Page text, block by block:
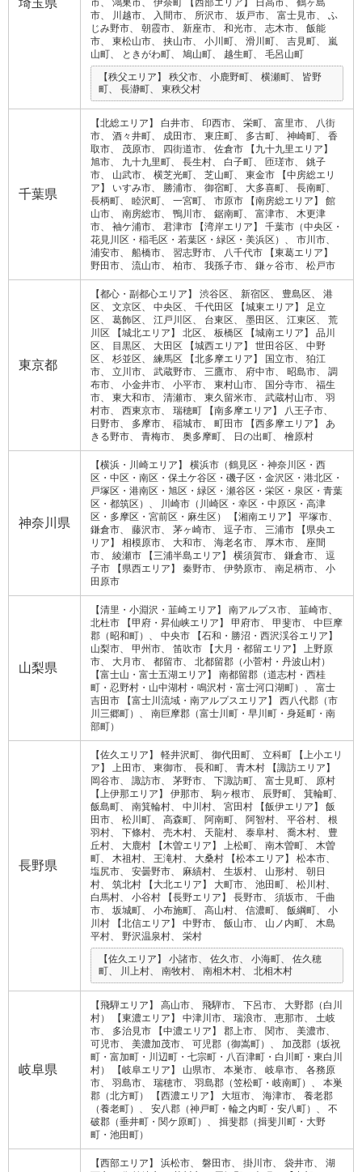
市
川越市 入間市 所沢市 坂戸市 富士見市
ふ
じみ野市
朝霞市 新座市 和光市 志木市
飯能
市
東松山市 挟山市 小川町 滑川町 吉見町
嵐
山町
ときがわ町 鳩山町 越生町
毛呂山町
【秩父エリア】 秩父市 小鹿野町 横瀬町
皆野
町
長瀞町 東秩父村
千葉県
【北総エリア】 白井市 印西市 栄町 富里市
八街
市
酒々井町 成田市 東庄町 多古町 神崎町
香
取市
茂原市 四街道市 佐倉市
【九十九里エリア】
旭市
九十九里町 長生村 白子町 匝瑳市
銚子
市
山武市 横芝光町 芝山町 東金市
【中房総エリ
ア】
いすみ市 勝浦市 御宿町 大多喜町
長南町
長柄町
睦沢町 一宮町 市原市 【南房総エリア】
館
山市
南房総市 鴨川市 鋸南町 富津市
木更津
市
袖ケ浦市 君津市 【湾岸エリア】
千葉市（中央区・
花見川区・稲毛区・若葉区・緑区・美浜区）
市川市
浦安市
船橋市 習志野市 八千代市
【東葛エリア】
野田市
流山市 柏市 我孫子市 鎌ヶ谷市 松戸市
東京都
【都心・副都心エリア】 渋谷区 新宿区 豊島区
港
区
文京区 中央区 千代田区 【城東エリア】
足立
区
葛飾区 江戸川区 台東区 墨田区 江東区
荒
川区
【城北エリア】 北区 板橋区 【城南エリア】
品川
区
目黒区 大田区 【城西エリア】 世田谷区
中野
区
杉並区 練馬区 【北多摩エリア】 国立市
狛江
市
立川市 武蔵野市 三鷹市 府中市 昭島市
調
布市
小金井市 小平市 東村山市 国分寺市
福生
市
東大和市 清瀬市 東久留米市 武蔵村山市
羽
村市
西東京市 瑞穂町 【南多摩エリア】
八王子市
日野市
多摩市 稲城市 町田市 【西多摩エリア】
あ
きる野市
青梅市 奥多摩町 日の出町 檜原村
神奈川県
【横浜・川崎エリア】
横浜市（鶴見区・神奈川区・西
区・中区・南区・保土ケ谷区・磯子区・金沢区・港北区・
戸塚区・港南区・旭区・緑区・瀬谷区・栄区・泉区・青葉
区・都筑区）
川崎市（川崎区・幸区・中原区・高津
区・多摩区・宮前区・麻生区）
【湘南エリア】
平塚市
鎌倉市
藤沢市 茅ヶ崎市 逗子市 三浦市
【県央エ
リア】
相模原市 大和市 海老名市 厚木市
座間
市
綾瀬市 【三浦半島エリア】 横須賀市 鎌倉市
逗
子市
【県西エリア】 秦野市 伊勢原市 南足柄市
小
田原市
山梨県
【清里・小淵沢・韮崎エリア】 南アルプス市
韮崎市
北杜市
【甲府・昇仙峡エリア】 甲府市 甲斐市
中巨摩
郡（昭和町）
中央市
【石和・勝沼・西沢渓谷エリア】
山梨市
甲州市 笛吹市 【大月・都留エリア】
上野原
市
大月市 都留市
北都留郡（小菅村・丹波山村）
【富士山・富士五湖エリア】
南都留郡（道志村・西桂
町・忍野村・山中湖村・鳴沢村・富士河口湖町）
富士
吉田市
【富士川流域・南アルプスエリア】
西八代郡（市
川三郷町）
南巨摩郡（富士川町・早川町・身延町・南
部町）
長野県
【佐久エリア】 軽井沢町 御代田町 立科町
【上小エリ
ア】
上田市 東御市 長和町 青木村
【諏訪エリア】
岡谷市
諏訪市 茅野市 下諏訪町 富士見町
原村
【上伊那エリア】
伊那市 駒ヶ根市 辰野町
箕輪町
飯島町
南箕輪村 中川村 宮田村 【飯伊エリア】
飯
田市
松川町 高森町 阿南町 阿智村 平谷村
根
羽村
下條村 売木村 天龍村 泰阜村 喬木村
豊
丘村
大鹿村 【木曽エリア】 上松町 南木曽町
木曽
町
木祖村 王滝村 大桑村 【松本エリア】
松本市
塩尻市
安曇野市 麻績村 生坂村 山形村
朝日
村
筑北村 【大北エリア】 大町市 池田町
松川村
白馬村
小谷村 【長野エリア】 長野市 須坂市
千曲
市
坂城町 小布施町 高山村 信濃町 飯綱町
小
川村
【北信エリア】 中野市 飯山市 山ノ内町
木島
平村
野沢温泉村
栄村
【佐久エリア】 小諸市 佐久市 小海町
佐久穂
町
川上村 南牧村 南相木村 北相木村
岐阜県
【飛騨エリア】 高山市 飛騨市 下呂市
大野郡（白川
村）
【東濃エリア】 中津川市 瑞浪市 恵那市
土岐
市
多治見市 【中濃エリア】 郡上市 関市
美濃市
可児市
美濃加茂市 可児郡（御嵩町）
加茂郡（坂祝
町・富加町・川辺町・七宗町・八百津町・白川町・東白川
村）
【岐阜エリア】 山県市 本巣市 岐阜市
各務原
市
羽島市 瑞穂市 羽島郡（笠松町・岐南町）
本巣
郡（北方町）
【西濃エリア】 大垣市 海津市
養老郡
（養老町）
安八郡（神戸町・輪之内町・安八町）
不
破郡（垂井町・関ケ原町）
揖斐郡（揖斐川町・大野
町・池田町）
【西部エリア】 浜松市 磐田市 掛川市 袋井市
湖